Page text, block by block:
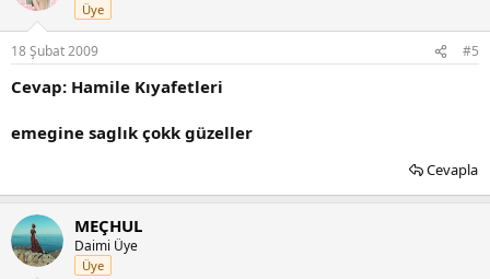
Üye
18 Şubat 2009 #5
Cevap: Hamile Kıyafetleri
emegine saglık çokk güzeller
Cevapla
MEÇHUL
Daimi Üye
Üye